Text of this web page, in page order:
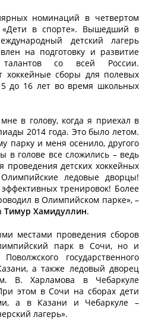
номинаций в четвертом
«Дети в спорте». Вышедший в
детский лагерь
на подготовку и развитие
со всей России.
хоккейные сборы для полевых
до 16 лет во время школьных
в голову, когда я приехал в
2014 года. Это было летом.
парку и меня осенило, другого
в голове все сложились – ведь
проведения детских хоккейных
ледовые дворцы!
тренировок! Более
в Олимпийском парке», –
Тимур Хамидуллин.
местами проведения сборов
парк в Сочи, но и
государственного
а также ледовый дворец
В. Харламова в Чебаркуле
этом в Сочи на сборах дети
а в Казани и Чебаркуле –
лагерь».